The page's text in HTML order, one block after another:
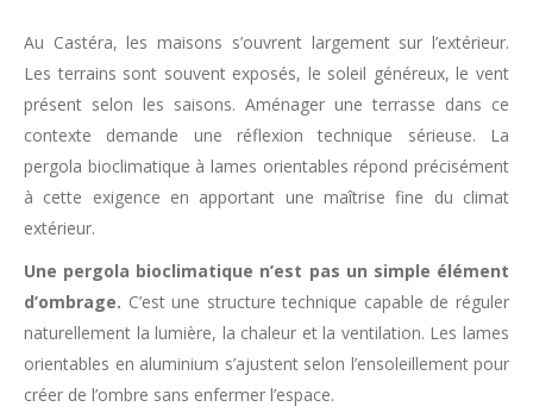
Au Castéra, les maisons s’ouvrent largement sur l’extérieur.
Les terrains sont souvent exposés, le soleil généreux, le vent
présent selon les saisons. Aménager une terrasse dans ce
contexte demande une réflexion technique sérieuse. La
pergola bioclimatique à lames orientables répond précisément
à cette exigence en apportant une maîtrise fine du climat
extérieur.
Une pergola bioclimatique n’est pas un simple élément
d’ombrage. C’est une structure technique capable de réguler
naturellement la lumière, la chaleur et la ventilation. Les lames
orientables en aluminium s’ajustent selon l’ensoleillement pour
créer de l’ombre sans enfermer l’espace.